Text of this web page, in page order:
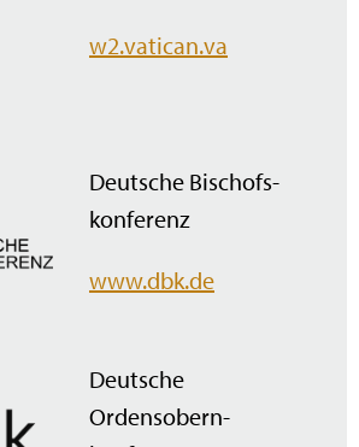
w2.vatican.va
Deutsche Bischofs­
konferenz
www.dbk.de
Deutsche
Ordensobern­